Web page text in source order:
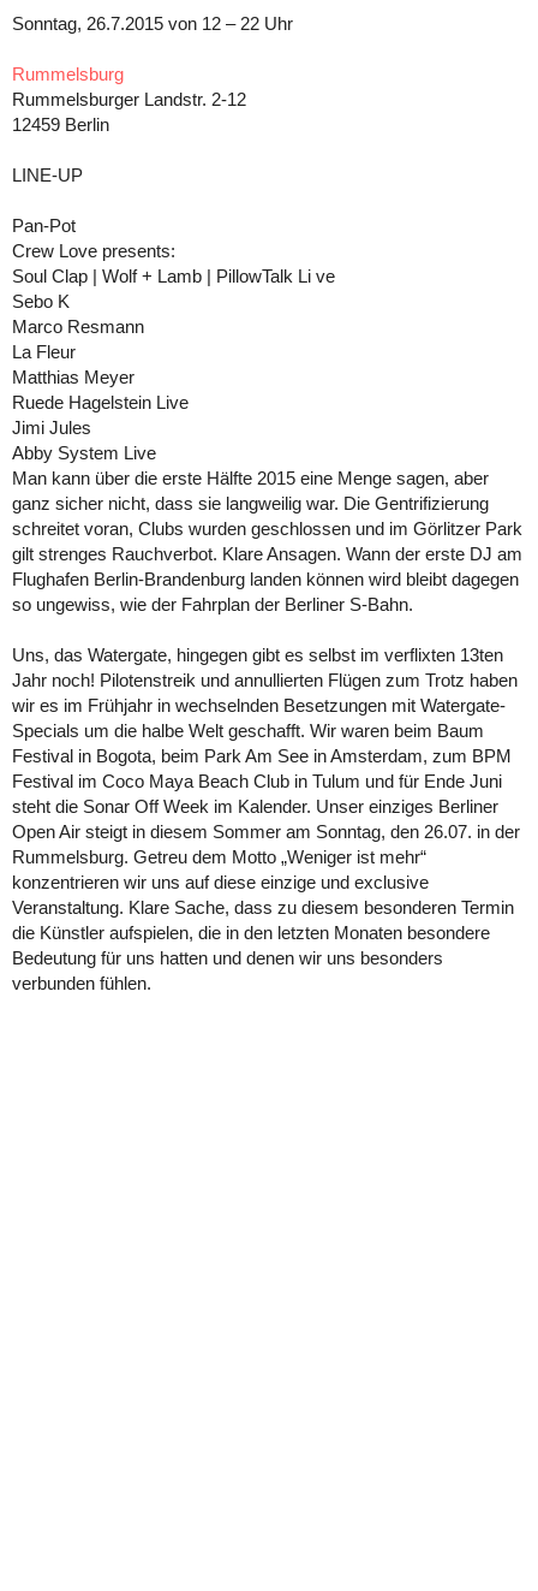
Sonntag, 26.7.2015 von 12 – 22 Uhr
Rummelsburg
Rummelsburger Landstr. 2-12
12459 Berlin
LINE-UP
Pan-Pot
Crew Love presents:
Soul Clap | Wolf + Lamb | PillowTalk Li ve
Sebo K
Marco Resmann
La Fleur
Matthias Meyer
Ruede Hagelstein Live
Jimi Jules
Abby System Live
Man kann über die erste Hälfte 2015 eine Menge sagen, aber
ganz sicher nicht, dass sie langweilig war. Die Gentrifizierung
schreitet voran, Clubs wurden geschlossen und im Görlitzer Park
gilt strenges Rauchverbot. Klare Ansagen. Wann der erste DJ am
Flughafen Berlin-Brandenburg landen können wird bleibt dagegen
so ungewiss, wie der Fahrplan der Berliner S-Bahn.
Uns, das Watergate, hingegen gibt es selbst im verflixten 13ten
Jahr noch! Pilotenstreik und annullierten Flügen zum Trotz haben
wir es im Frühjahr in wechselnden Besetzungen mit Watergate-
Specials um die halbe Welt geschafft. Wir waren beim Baum
Festival in Bogota, beim Park Am See in Amsterdam, zum BPM
Festival im Coco Maya Beach Club in Tulum und für Ende Juni
steht die Sonar Off Week im Kalender. Unser einziges Berliner
Open Air steigt in diesem Sommer am Sonntag, den 26.07. in der
Rummelsburg. Getreu dem Motto „Weniger ist mehr“
konzentrieren wir uns auf diese einzige und exclusive
Veranstaltung. Klare Sache, dass zu diesem besonderen Termin
die Künstler aufspielen, die in den letzten Monaten besondere
Bedeutung für uns hatten und denen wir uns besonders
verbunden fühlen.